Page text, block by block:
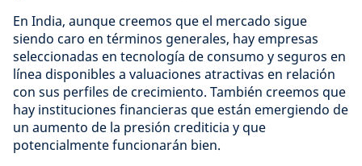
En India, aunque creemos que el mercado sigue
siendo caro en términos generales, hay empresas
seleccionadas en tecnología de consumo y seguros en
línea disponibles a valuaciones atractivas en relación
con sus perfiles de crecimiento. También creemos que
hay instituciones financieras que están emergiendo de
un aumento de la presión crediticia y que
potencialmente funcionarán bien.